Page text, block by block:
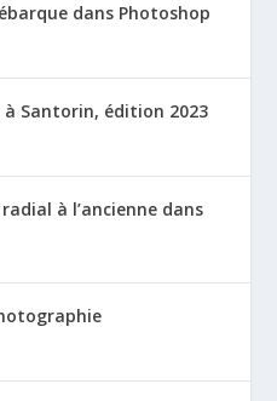
dans Photoshop
Santorin, édition 2023
à l’ancienne dans